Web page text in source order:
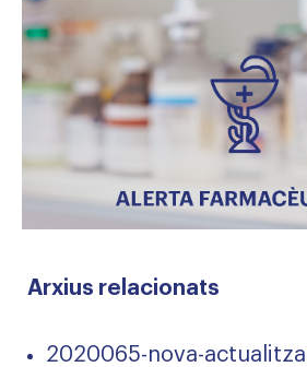
Arxius relacionats
2020065-nova-